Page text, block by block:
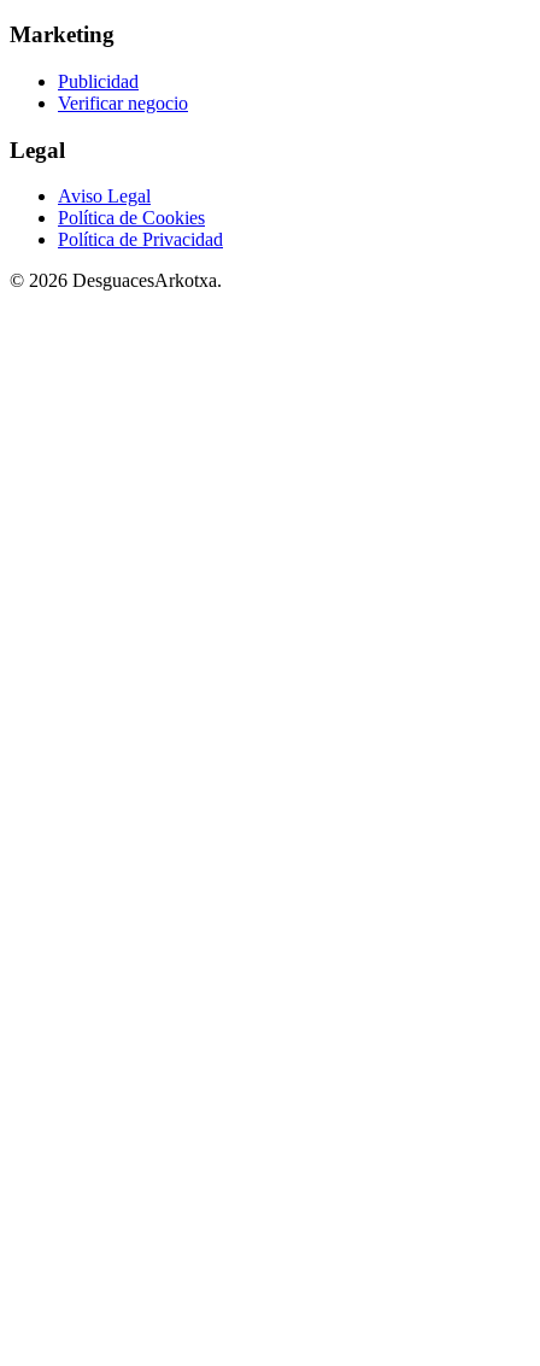
Marketing
Publicidad
Verificar negocio
Legal
Aviso Legal
Política de Cookies
Política de Privacidad
© 2026 DesguacesArkotxa.